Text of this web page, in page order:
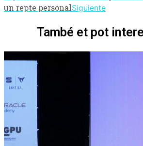
un repte personalSiguiente
També et pot